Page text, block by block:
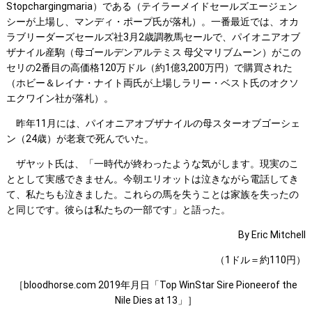
Stopchargingmaria）である（テイラーメイドセールズエージェン
シーが上場し、マンディ・ポープ氏が落札）。一番最近では、オカ
ラブリーダーズセールズ社3月2歳調教馬セールで、パイオニアオブ
ザナイル産駒（母ゴールデンアルテミス 母父マリブムーン）がこの
セリの2番目の高価格120万ドル（約1億3,200万円）で購買された
（ホビー＆レイナ・ナイト両氏が上場しラリー・ベスト氏のオクソ
エクワイン社が落札）。
昨年11月には、パイオニアオブザナイルの母スターオブゴーシェ
ン（24歳）が老衰で死んでいた。
ザヤット氏は、「一時代が終わったような気がします。現実のこ
ととして実感できません。今朝エリオットは泣きながら電話してき
て、私たちも泣きました。これらの馬を失うことは家族を失ったの
と同じです。彼らは私たちの一部です」と語った。
By Eric Mitchell
（1ドル＝約110円）
［bloodhorse.com 2019年月日「Top WinStar Sire Pioneerof the
Nile Dies at 13」］